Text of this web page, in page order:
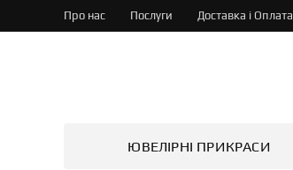
Про нас Послуги Доставка і Оплата
ЮВЕЛІРНІ ПРИКРАСИ